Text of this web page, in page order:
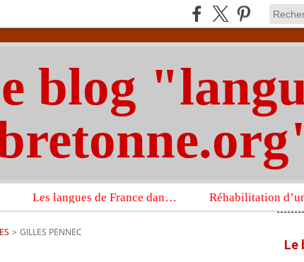
blog
Les langues de France dans un imposant ouvrage sur la langue française que publient les Presses universitaires d’Oxford
> GILLES PENNEC
Le